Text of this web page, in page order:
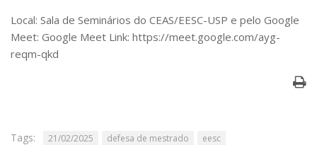
Outros serviços
Comunicação
Assessorias e Mídias
Local: Sala de Seminários do CEAS/EESC-USP e pelo Google
Meet: Google Meet Link: https://meet.google.com/ayg-
reqm-qkd
Tags: 21/02/2025 defesa de mestrado eesc